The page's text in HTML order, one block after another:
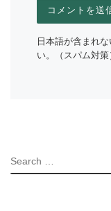
日本語が含まれ
い。（スパム対策